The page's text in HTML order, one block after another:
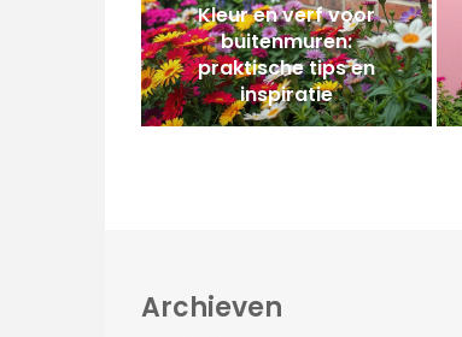
Kleur en verf voor
buitenmuren:
praktische tips en
inspiratie
Archieven